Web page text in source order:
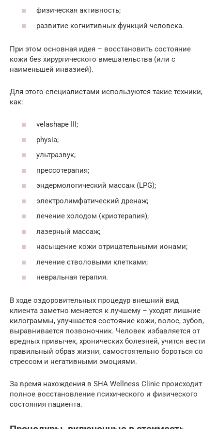
физическая активность;
развитие когнитивных функций человека.
При этом основная идея – восстановить состояние
кожи без хирургического вмешательства (или с
наименьшей инвазией).
Для этого специалистами используются такие техники,
как:
velashape III;
physia;
ультразвук;
прессотерапия;
эндермологический массаж (LPG);
электролимфатический дренаж;
лечение холодом (криотерапия);
лазерный массаж;
насыщение кожи отрицательными ионами;
лечение стволовыми клетками;
невральная терапия.
В ходе оздоровительных процедур внешний вид
клиента заметно меняется к лучшему – уходят лишние
килограммы, улучшается состояние кожи, волос, зубов,
выравнивается позвоночник. Человек избавляется от
вредных привычек, хронических болезней, учится вести
правильный образ жизни, самостоятельно бороться со
стрессом и негативными эмоциями.
За время нахождения в SHA Wellness Clinic происходит
полное восстановление психического и физического
состояния пациента.